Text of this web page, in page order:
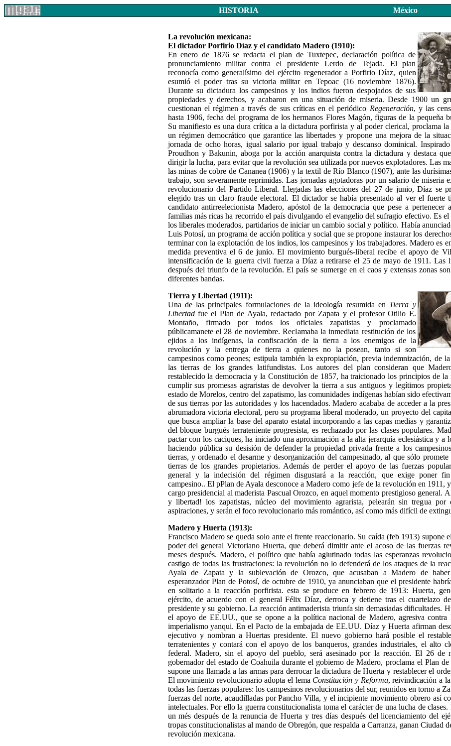
HISTORIA México
La revolución mexicana:
El dictador Porfirio Díaz y el candidato Madero (1910):
En enero de 1876 se redacta el plan de Tuxtepec, declaración política de
pronunciamiento militar contra el presidente Lerdo de Tejada. El plan
reconocía como generalísimo del ejército regenerador a Porfirio Díaz, quien
esumió el poder tras su victoria militar en Tepoac (16 noviembre 1876).
Durante su dictadura los campesinos y los indios fueron despojados de sus
propiedades y derechos, y acabaron en una situación de miseria. Desde 1900 un
cuestionan el régimen a través de sus críticas en el periódico Regeneración, y las
hasta 1906, fecha del programa de los hermanos Flores Magón, figuras de la pequeña
Su manifiesto es una dura crítica a la dictadura porfirista y al poder clerical, proclama
un régimen democrático que garantice las libertades y propone una mejora de la
jornada de ocho horas, igual salario por igual trabajo y descanso dominical.
Proudhon y Bakunin, aboga por la acción anarquista contra la dictadura y destaca
dirigir la lucha, para evitar que la revolución sea utilizada por nuevos explotadores. Las
las minas de cobre de Cananea (1906) y la textil de Río Blanco (1907), ante las
trabajo, son severamente reprimidas. Las jornadas agotadoras por un salario de miseria
revolucionario del Partido Liberal. Llegadas las elecciones del 27 de junio, Díaz se
elegido tras un claro fraude electoral. El dictador se había presentado al ver el fuerte
candidato antirreelecionista Madero, apóstol de la democracia que pese a pertenecer
familias más ricas ha recorrido el país divulgando el evangelio del sufragio efectivo. Es el
los liberales moderados, partidarios de iniciar un cambio social y político. Había
Luis Potosí, un programa de acción política y social que se propone instaurar los
terminar con la explotación de los indios, los campesinos y los trabajadores. Madero es
medida preventiva el 6 de junio. El movimiento burgués-liberal recibe el apoyo de
intensificación de la guerra civil fuerza a Díaz a retirarse el 25 de mayo de 1911. Las
después del triunfo de la revolución. El país se sumerge en el caos y extensas zonas
diferentes bandas.
Tierra y Libertad (1911):
Una de las principales formulaciones de la ideología resumida en Tierra y
Libertadfue el Plan de Ayala, redactado por Zapata y el profesor Otilio E.
Montaño, firmado por todos los oficiales zapatistas y proclamado
públicamanete el 28 de noviembre. Reclamaba la inmediata restitución de los
ejidos a los indígenas, la confiscación de la tierra a los enemigos de la
revolución y la entrega de tierra a quienes no la posean, tanto si son
campesinos como peones; estipula también la expropiación, previa indemnización, de
las tierras de los grandes latifundistas. Los autores del plan consideran que
restablecido la democracia y la Constitución de 1857, ha traicionado los principios de
cumplir sus promesas agraristas de devolver la tierra a sus antiguos y legítimos
estado de Morelos, centro del zapatismo, las comunidades indígenas habían sido
de sus tierras por las autoridades y los hacendados. Madero acababa de acceder a la
abrumadora victoria electoral, pero su programa liberal moderado, un proyecto del
que busca ampliar la base del aparato estatal incorporando a las capas medias y
del bloque burgués terrateniente progresista, es rechazado por las clases populares.
pactar con los caciques, ha iniciado una aproximación a la alta jerarquía eclesiástica y a
haciendo pública su desisión de defender la propiedad privada frente a los
tierras, y ordenado el desarme y desorganización del campesinado, al que sólo
tierras de los grandes propietarios. Además de perder el apoyo de las fuerzas
general y la indecisión del régimen disgustará a la reacción, que exige poner
campesino.. El pPlan de Ayala desconoce a Madero como jefe de la revolución en 1911,
cargo presidencial al maderista Pascual Orozco, en aquel momento prestigioso general.
y libertad! los zapatistas, núcleo del movimiento agrarista, pelearán sin tregua
aspiraciones, y serán el foco revolucionario más romántico, así como más difícil de
Madero y Huerta (1913):
Francisco Madero se queda solo ante el frente reaccionario. Su caída (feb 1913) supone
poder del general Victoriano Huerta, que deberá dimitir ante el acoso de las fuerzas
meses después. Madero, el político que había aglutinado todas las esperanzas
castigo de todas las frustraciones: la revolución no lo defenderá de los ataques de la
Ayala de Zapata y la sublevación de Orozco, que acusaban a Madero de
esperanzador Plan de Potosí, de octubre de 1910, ya anunciaban que el presidente
en solitario a la reacción porfirista. esta se produce en febrero de 1913: Huerta,
ejército, de acuerdo con el general Félix Díaz, derroca y detiene tras el cuartelazo
presidente y su gobierno. La reacción antimaderista triunfa sin demasiadas dificultades.
el apoyo de EE.UU., que se opone a la política nacional de Madero, agresiva contra
imperialismo yanqui. En el Pacto de la embajada de EE.UU. Díaz y Huerta afirman
ejecutivo y nombran a Huertas presidente. El nuevo gobierno hará posible el
terratenientes y contará con el apoyo de los banqueros, grandes industriales, el alto
federal. Madero, sin el apoyo del pueblo, será asesinado por la reacción. El 26 de
gobernador del estado de Coahuila durante el gobierno de Madero, proclama el Plan
supone una llamada a las armas para derrocar la dictadura de Huerta y restablecer el
El movimiento revolucionario adopta el lema Constitución y Reforma, reivindicación a
todas las fuerzas populares: los campesinos revolucionarios del sur, reunidos en torno a
fuerzas del norte, acaudilladas por Pancho Villa, y el incipiente movimiento obrero así
intelectuales. Por ello la guerra constitucionalista toma el carácter de una lucha de
un més después de la renuncia de Huerta y tres días después del licenciamiento del
tropas constitucionalistas al mando de Obregón, que respalda a Carranza, ganan Ciudad
revolución mexicana.